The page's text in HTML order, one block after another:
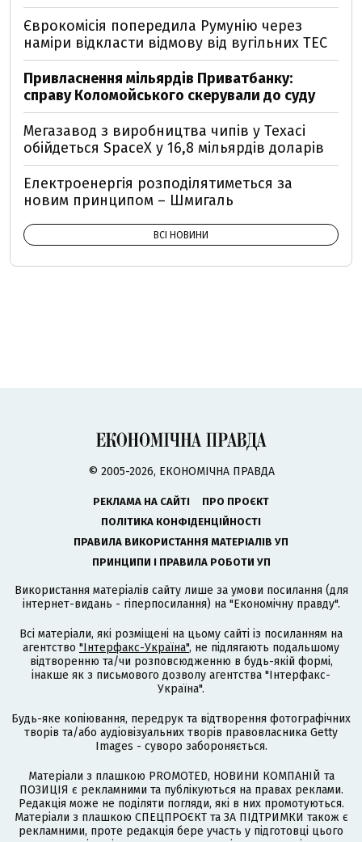
Єврокомісія попередила Румунію через
наміри відкласти відмову від вугільних ТЕС
Привласнення мільярдів Приватбанку:
справу Коломойського скерували до суду
Мегазавод з виробництва чипів у Техасі
обійдеться SpaceX у 16,8 мільярдів доларів
Електроенергія розподілятиметься за
новим принципом – Шмигаль
ВСІ НОВИНИ
© 2005-2026, ЕКОНОМІЧНА ПРАВДА
РЕКЛАМА НА САЙТІ
ПРО ПРОЄКТ
ПОЛІТИКА КОНФІДЕНЦІЙНОСТІ
ПРАВИЛА ВИКОРИСТАННЯ МАТЕРІАЛІВ УП
ПРИНЦИПИ І ПРАВИЛА РОБОТИ УП
Використання матеріалів сайту лише за умови посилання (для
інтернет-видань - гіперпосилання) на "Економічну правду".
Всі матеріали, які розміщені на цьому сайті із посиланням на
агентство "Інтерфакс-Україна", не підлягають подальшому
відтворенню та/чи розповсюдженню в будь-якій формі,
інакше як з письмового дозволу агентства "Інтерфакс-
Україна".
Будь-яке копіювання, передрук та відтворення фотографічних
творів та/або аудіовізуальних творів правовласника Getty
Images - суворо забороняється.
Матеріали з плашкою PROMOTED, НОВИНИ КОМПАНІЙ та
ПОЗИЦІЯ є рекламними та публікуються на правах реклами.
Редакція може не поділяти погляди, які в них промотуються.
Матеріали з плашкою СПЕЦПРОЄКТ та ЗА ПІДТРИМКИ також є
рекламними, проте редакція бере участь у підготовці цього